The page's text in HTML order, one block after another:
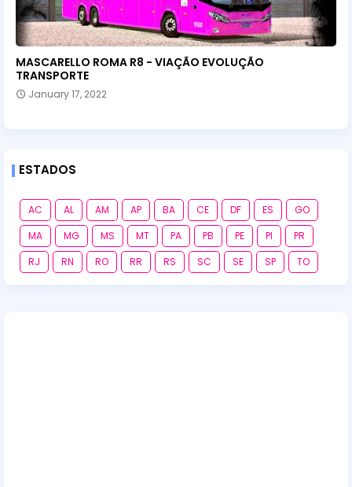
MASCARELLO ROMA R8 - VIAÇÃO EVOLUÇÃO
TRANSPORTE
January 17, 2022
ESTADOS
AC AL AM AP BA CE DF ES
GO
MA
MG MS MT PA PB PE PI
PR
RJ
RN RO RR RS SC SE SP TO